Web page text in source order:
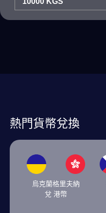
熱門貨幣兌換
烏克蘭格里夫納
兌 港幣